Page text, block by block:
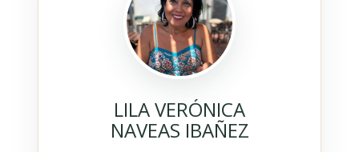
LILA VERÓNICA
NAVEAS IBAÑEZ